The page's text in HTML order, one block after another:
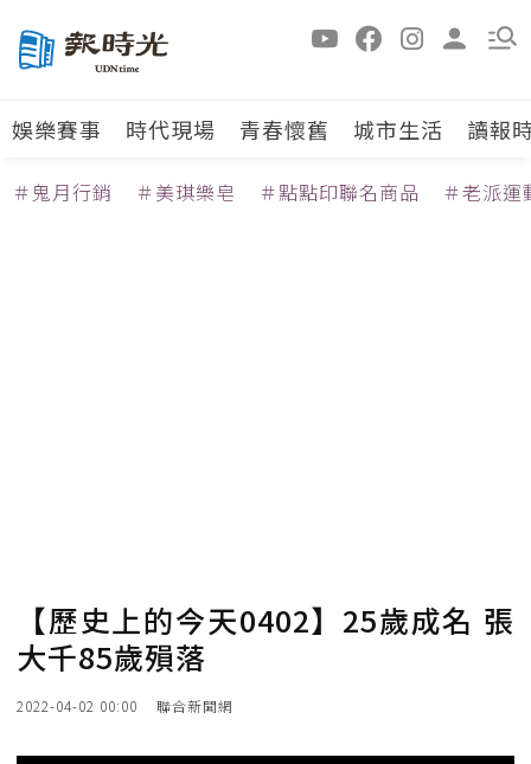
娛樂賽事 時代現場 青春懷舊 城市生活 讀報
＃鬼月行銷 ＃美琪樂皂 ＃點點印聯名商品 ＃老派運
【歷史上的今天0402】25歲成名 張
大千85歲殞落
2022-04-02 00:00 聯合新聞網